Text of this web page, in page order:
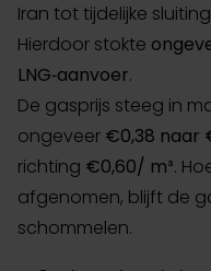
Iran tot tijdelijke
Hierdoor stokte
LNG‑aanvoer.
De gasprijs steeg in
ongeveer €0,38 naar
richting €0,60/ m³.
afgenomen, blijft de
schommelen.